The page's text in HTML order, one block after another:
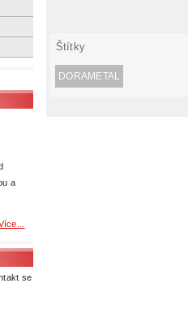
a
se
Štítky
DORAMETAL